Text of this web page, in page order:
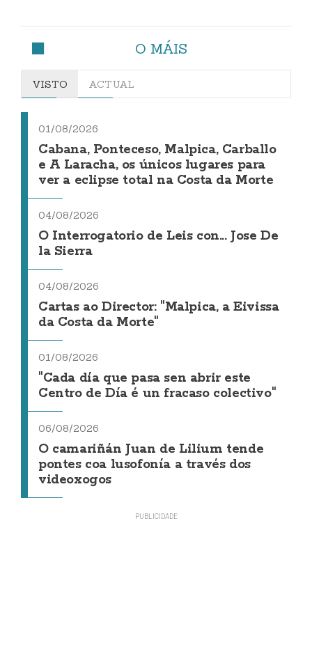
O MÁIS
VISTO ACTUAL
01/08/2026
Cabana, Ponteceso, Malpica, Carballo
e A Laracha, os únicos lugares para
ver a eclipse total na Costa da Morte
04/08/2026
O Interrogatorio de Leis con... Jose De
la Sierra
04/08/2026
Cartas ao Director: "Malpica, a Eivissa
da Costa da Morte"
01/08/2026
"Cada día que pasa sen abrir este
Centro de Día é un fracaso colectivo"
06/08/2026
O camariñán Juan de Lilium tende
pontes coa lusofonía a través dos
videoxogos